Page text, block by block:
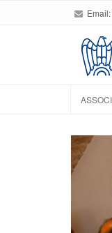
Email: